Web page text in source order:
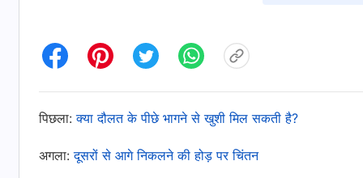
व्यवसाय को प्रबंधित करने के लिए कम ऊर्जा बचेगी, जिससे
कि अंत के दिनों का कार्य मानवता को बचाने का परमेश्वर का
कर्तव्य की उपेक्षा करता तो मैं सत्य कैसे प्राप्त कर सकता
जाती है, वे अतिरिक्त माँगें नहीं, बल्कि मनुष्य का कर्तव्य है, जिसे
पिछला:क्या दौलत के पीछे भागने से खुशी मिल सकती है?
अगला:दूसरों से आगे निकलने की होड़ पर चिंतन